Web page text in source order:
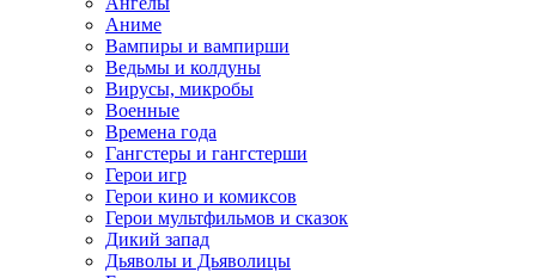
Аниме
Вампиры и вампирши
Ведьмы и колдуны
Вирусы, микробы
Военные
Времена года
Гангстеры и гангстерши
Герои игр
Герои кино и комиксов
Герои мультфильмов и сказок
Дикий запад
Дьяволы и Дьяволицы